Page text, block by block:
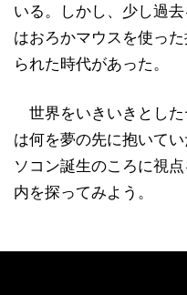
いる。しかし、少し過
はおろかマウスを使っ
られた時代があった。
世界をいきいきとした
は何を夢の先に抱いて
ソコン誕生のころに視
内を探ってみよう。